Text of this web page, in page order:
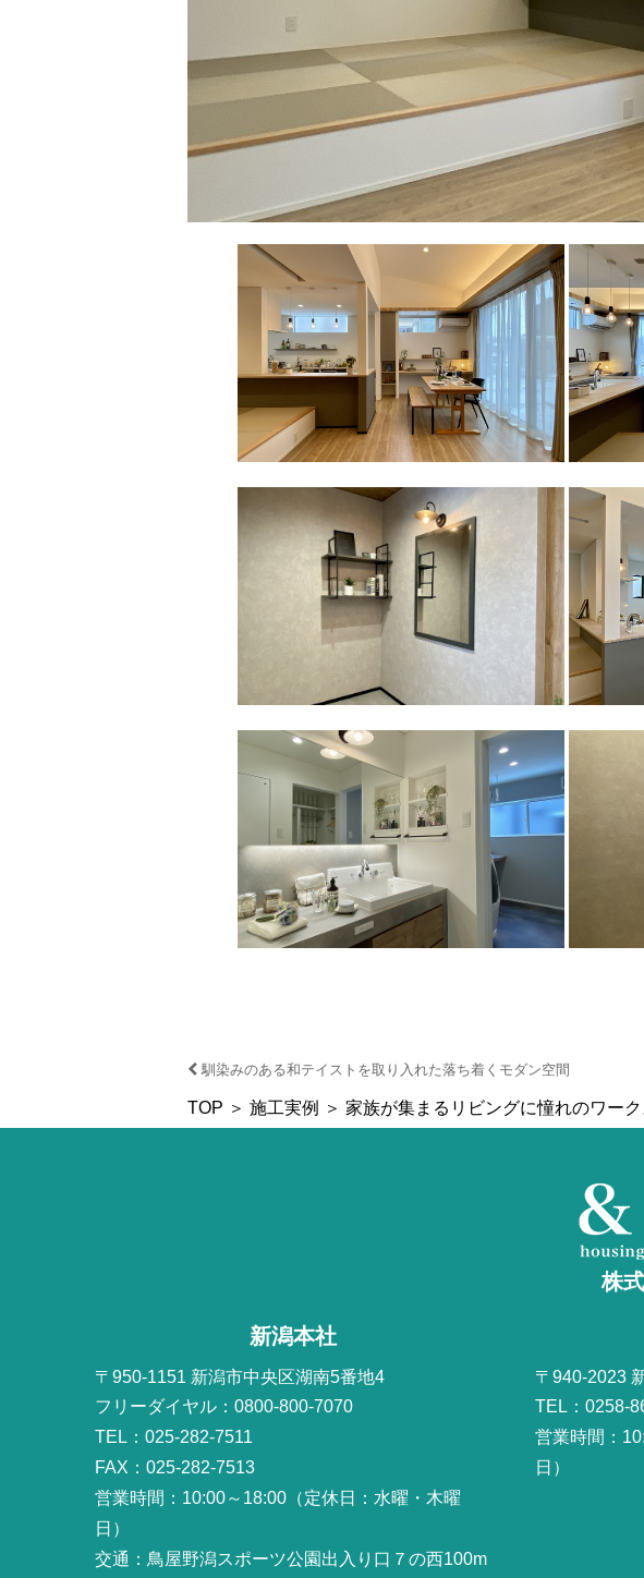
馴染みのある和テイストを取り入れた落ち着くモダン空間
TOP ＞ 施工実例 ＞ 家族が集まるリビングに憧れのワーク
株
新潟本社
〒950-1151 新潟市中央区湖南5番地4
フリーダイヤル：0800-800-7070
TEL：025-282-7511
FAX：025-282-7513
営業時間：10:00～18:00（定休日：水曜・木曜
日）
交通：鳥屋野潟スポーツ公園出入り口７の西100m
〒940-2023
TEL：0258-
営業時間：
日）